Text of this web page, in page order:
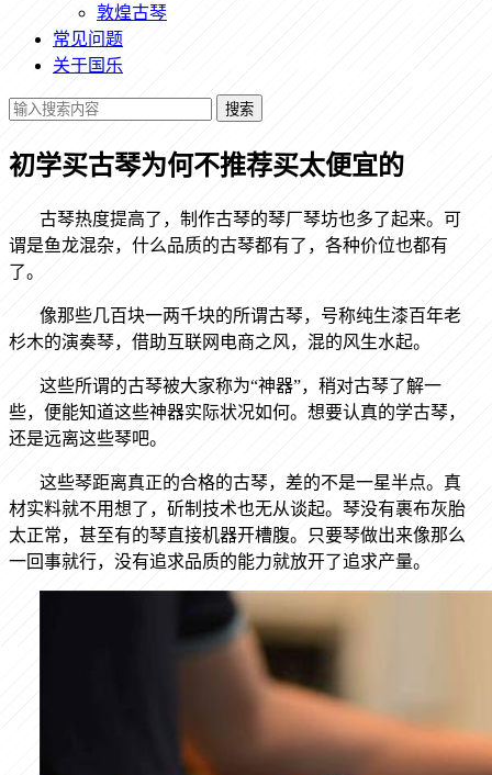
敦煌古琴
常见问题
关于国乐
搜索
初学买古琴为何不推荐买太便宜的
古琴热度提高了，制作古琴的琴厂琴坊也多了起来。可
谓是鱼龙混杂，什么品质的古琴都有了，各种价位也都有
了。
像那些几百块一两千块的所谓古琴，号称纯生漆百年老
杉木的演奏琴，借助互联网电商之风，混的风生水起。
这些所谓的古琴被大家称为“神器”，稍对古琴了解一
些，便能知道这些神器实际状况如何。想要认真的学古琴，
还是远离这些琴吧。
这些琴距离真正的合格的古琴，差的不是一星半点。真
材实料就不用想了，斫制技术也无从谈起。琴没有裹布灰胎
太正常，甚至有的琴直接机器开槽腹。只要琴做出来像那么
一回事就行，没有追求品质的能力就放开了追求产量。